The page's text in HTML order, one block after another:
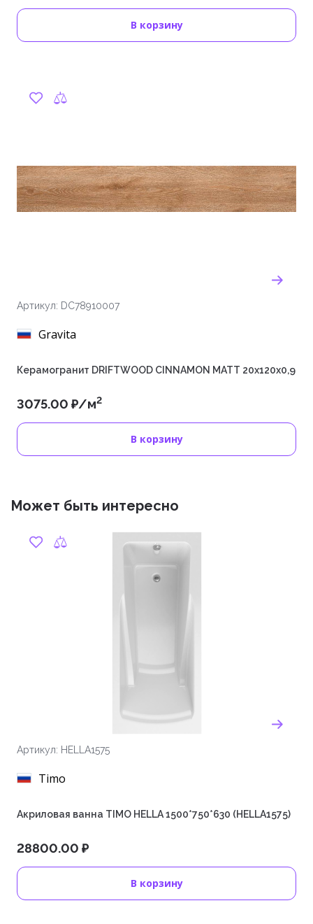
В корзину
Артикул: DC78910007
Gravita
Керамогранит DRIFTWOOD CINNAMON MATT 20x120x0,9
3075.00 ₽/м2
В корзину
Может быть интересно
Артикул: HELLA1575
Timo
Акриловая ванна TIMO HELLA 1500*750*630 (HELLA1575)
28800.00 ₽
В корзину